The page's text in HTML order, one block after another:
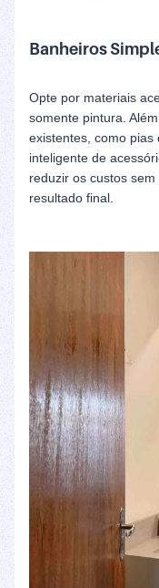
Banheiros
Opte por materiais
somente pintura.
existentes, como pias
inteligente de
reduzir os custos
resultado final.